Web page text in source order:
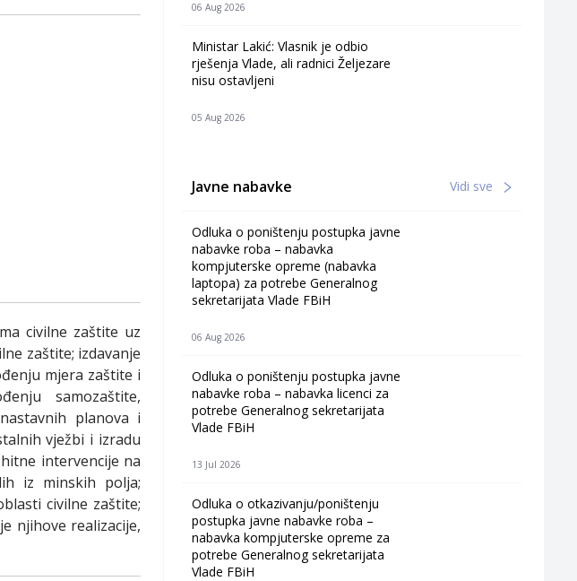
civilne zaštite uz
zaštite; izdavanje
mjera zaštite i
samozaštite,
planova i
vježbi i izradu
intervencije na
iz minskih polja;
civilne zaštite;
njihove realizacije,
06 Aug 2026
Ministar Lakić: Vlasnik je odbio
rješenja Vlade, ali radnici Željezare
nisu ostavljeni
05 Aug 2026
Javne nabavke Vidi sve
Odluka o poništenju postupka javne
nabavke roba – nabavka
kompjuterske opreme (nabavka
laptopa) za potrebe Generalnog
sekretarijata Vlade FBiH
06 Aug 2026
Odluka o poništenju postupka javne
nabavke roba – nabavka licenci za
potrebe Generalnog sekretarijata
Vlade FBiH
13 Jul 2026
Odluka o otkazivanju/poništenju
postupka javne nabavke roba –
nabavka kompjuterske opreme za
potrebe Generalnog sekretarijata
Vlade FBiH